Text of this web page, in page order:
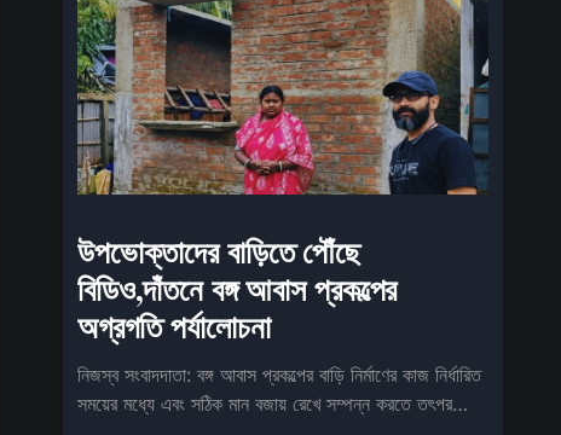
উপভোক্তাদের বাড়িতে পৌঁছে
বিডিও,দাঁতনে বঙ্গ আবাস প্রকল্পের
অগ্রগতি পর্যালোচনা
নিজস্ব সংবাদদাতা: বঙ্গ আবাস প্রকল্পের বাড়ি নির্মাণের কাজ নির্ধারিত
সময়ের মধ্যে এবং সঠিক মান বজায় রেখে সম্পন্ন করতে তৎপর